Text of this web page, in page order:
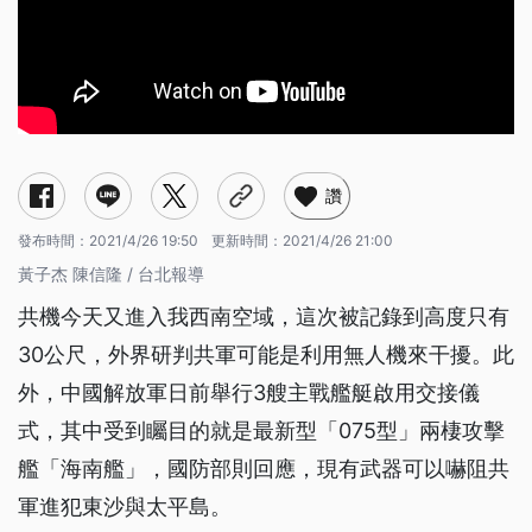
讚
發布時間： 2021/4/26 19:50 更新時間： 2021/4/26 21:00
黃子杰 陳信隆 / 台北報導
共機今天又進入我西南空域，這次被記錄到高度只有
30公尺，外界研判共軍可能是利用無人機來干擾。此
外，中國解放軍日前舉行3艘主戰艦艇啟用交接儀
式，其中受到矚目的就是最新型「075型」兩棲攻擊
艦「海南艦」，國防部則回應，現有武器可以嚇阻共
軍進犯東沙與太平島。